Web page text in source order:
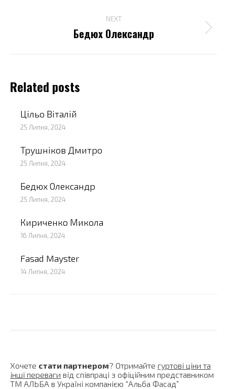
NEXT
Next
Бедюх Олександр
Related posts
Цільо Віталій
25 Липня, 2024
Трушніков Дмитро
25 Липня, 2024
Бедюх Олександр
25 Липня, 2024
Кириченко Микола
16 Липня, 2024
Fasad Mayster
14 Липня, 2024
Хочете стати партнером? Отримайте гуртові ціни та
інші переваги від співпраці з офіційним представником
ТМ АЛЬБА в Україні компанією “Альба Фасад”